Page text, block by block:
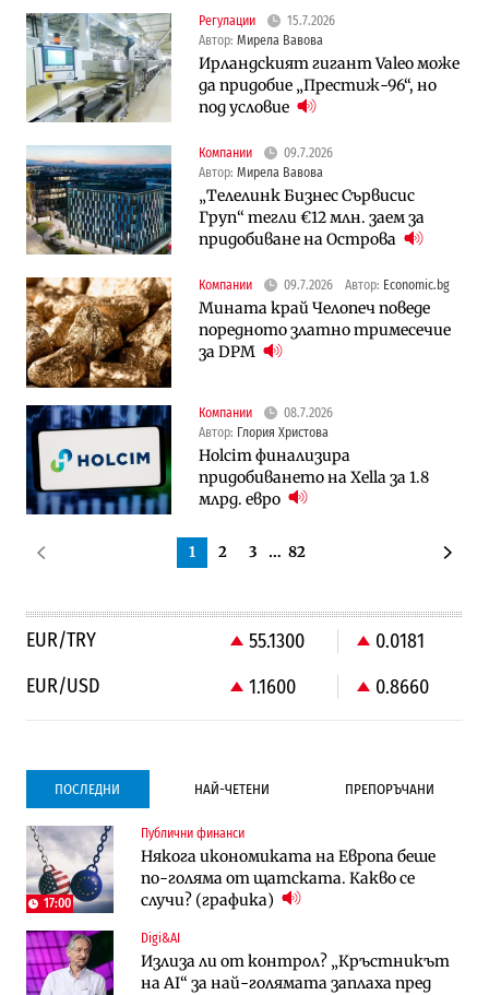
Регулации
15.7.2026
Автор: Мирела Вавова
Ирландският гигант Valeo може
да придобие „Престиж-96“, но
под условие
Компании
09.7.2026
Автор: Мирела Вавова
„Телелинк Бизнес Сървисис
Груп“ тегли €12 млн. заем за
придобиване на Острова
Компании 09.7.2026 Автор: Economic.bg
Мината край Челопеч поведе
поредното златно тримесечие
за DPM
Компании
08.7.2026
Автор: Глория Христова
Holcim финализира
придобиването на Xella за 1.8
млрд. евро
1 2 3 … 82
EUR/TRY 55.1300
0.0181
EUR/USD
1.1600 0.8660
ПОСЛЕДНИ НАЙ-ЧЕТЕНИ ПРЕПОРЪЧАНИ
17:00
Публични финанси
Някога икономиката на Европа беше
по-голяма от щатската. Какво се
случи? (графика)
Digi&AI
Излиза ли от контрол? „Кръстникът
на AI“ за най-голямата заплаха пред
Градоустройство
Столична община избра изпълнител за
преместването на трамвайното
трасе по бул. „Скобелев“
Компании
Vivacom предлага над 150 устройства с
90% отстъпка през август
Компании
Vivacom предлага над 150 устройства с
90% отстъпка през август
Градоустройство
Столична община избра изпълнител за
преместването на трамвайното